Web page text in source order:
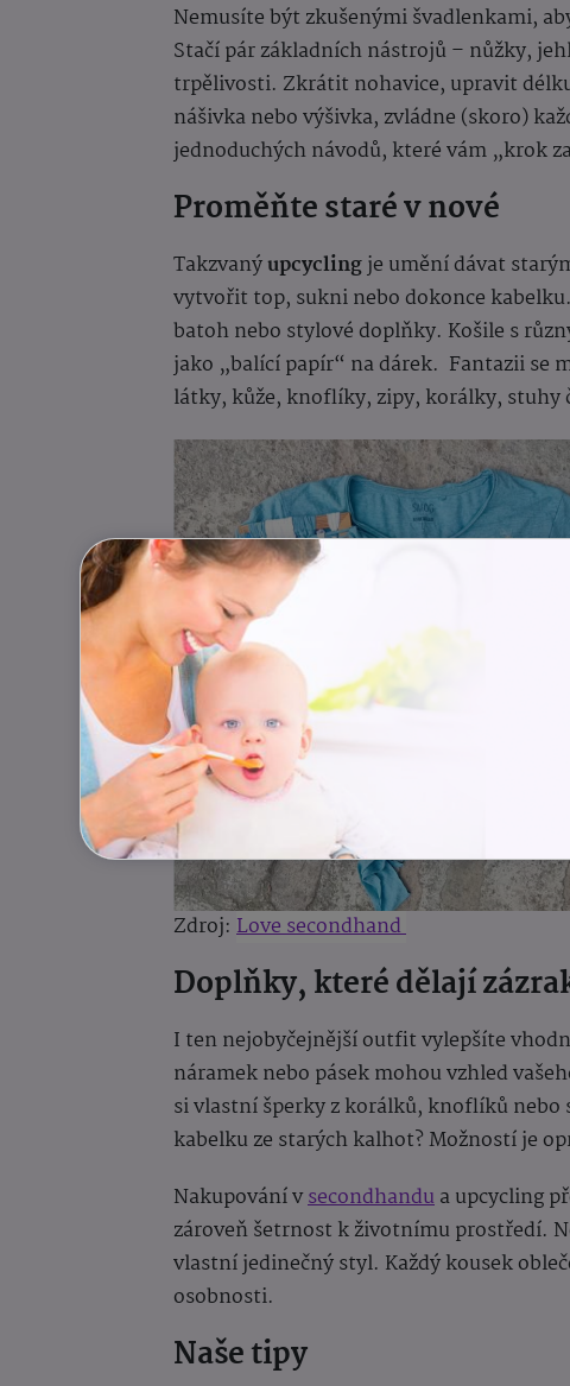
Nemusíte být zkušenými švadlenkami,
Stačí pár základních nástrojů – nůžky,
trpělivosti. Zkrátit nohavice, upravit
nášivka nebo výšivka, zvládne (skoro)
jednoduchých návodů, které vám „krok
Proměňte staré v nové
Takzvanýupcyclingje umění dávat
vytvořit top, sukni nebo dokonce
batoh nebo stylové doplňky. Košile s
jako „balící papír“ na dárek. Fantazii se
látky, kůže, knoflíky, zipy, korálky, stuhy
Zdroj: Love secondhand
Doplňky, které dělají
I ten nejobyčejnější outfit vylepšíte
náramek nebo pásek mohou vzhled
si vlastní šperky z korálků, knoflíků
kabelku ze starých kalhot? Možností je
Nakupování vsecondhandua upcycling
zároveň šetrnost k životnímu prostředí.
vlastní jedinečný styl. Každý kousek
osobnosti.
Naše tipy